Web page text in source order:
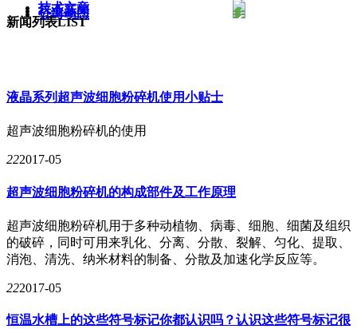
公司动态
行业新闻
技术文章
新闻列表LIST
液晶系列超声波细胞粉碎机使用小贴士
超声波细胞粉碎机的使用
222017-05
超声波细胞粉碎机的构成部件及工作原理
超声波细胞粉碎机用于多种动植物、病毒、细胞、细菌及组织
的破碎，同时可用来乳化、分离、分散、裂解、匀化、提取、
消泡、清洗、纳米材料的制备、分散及加速化学反应等。
222017-05
恒温水槽上的这些符号标记你都认识吗？认识这些符号标记很